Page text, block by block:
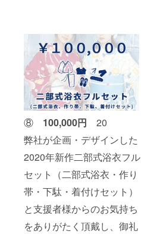
⑧ 100,000円 20
弊社が企画・デザインした
2020年新作二部式浴衣フル
セット（二部式浴衣・作り
帯・下駄・着付けセット）
と支援者様からのお気持ち
をありがたく頂戴し、御礼